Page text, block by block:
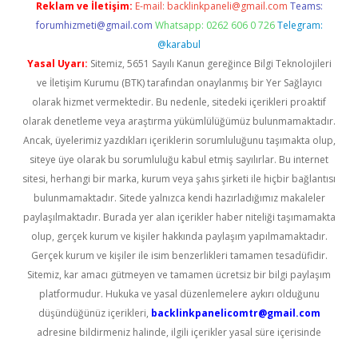
Reklam ve İletişim: E-mail: backlinkpaneli@gmail.com Teams:
forumhizmeti@gmail.com Whatsapp: 0262 606 0 726 Telegram:
@karabul
Yasal Uyarı: Sitemiz, 5651 Sayılı Kanun gereğince Bilgi Teknolojileri
ve İletişim Kurumu (BTK) tarafından onaylanmış bir Yer Sağlayıcı
olarak hizmet vermektedir. Bu nedenle, sitedeki içerikleri proaktif
olarak denetleme veya araştırma yükümlülüğümüz bulunmamaktadır.
Ancak, üyelerimiz yazdıkları içeriklerin sorumluluğunu taşımakta olup,
siteye üye olarak bu sorumluluğu kabul etmiş sayılırlar. Bu internet
sitesi, herhangi bir marka, kurum veya şahıs şirketi ile hiçbir bağlantısı
bulunmamaktadır. Sitede yalnızca kendi hazırladığımız makaleler
paylaşılmaktadır. Burada yer alan içerikler haber niteliği taşımamakta
olup, gerçek kurum ve kişiler hakkında paylaşım yapılmamaktadır.
Gerçek kurum ve kişiler ile isim benzerlikleri tamamen tesadüfidir.
Sitemiz, kar amacı gütmeyen ve tamamen ücretsiz bir bilgi paylaşım
platformudur. Hukuka ve yasal düzenlemelere aykırı olduğunu
düşündüğünüz içerikleri, backlinkpanelicomtr@gmail.com
adresine bildirmeniz halinde, ilgili içerikler yasal süre içerisinde